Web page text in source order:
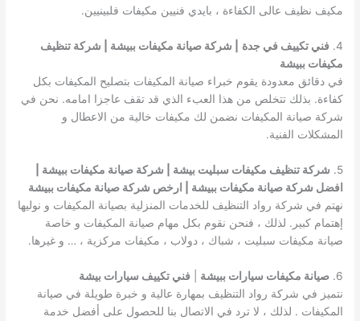
مكيف نظيف عالى الكفاءة ، بايدي فنيين مكيفات فلبينيين.
4. فني تكييف في جدة
| شركة صيانة مكيفات ببيشة | شركة تنظيف
مكيفات ببيشة
في دقائق معدودة يقوم خبراء صيانة المكيفات بتصليح المكيفات بكل
كفاءة. بذلك تتخلص من هذا العبء الذي قد تقف عاجزا امامه. نحن في
شركة صيانة المكيفات نضمن لك مكيفات خالية من الاعطال و
المشكلات الفنية.
5.
شركة تنظيف مكيفات سبليت بيشة | شركة صيانة مكيفات ببيشة |
افضل شركة صيانة مكيفات ببيشة | ارخص شركة صيانة مكيفات ببيشة
نهتم في شركة رواد التنظيف للخدمات المنزلية بصيانة المكيفات و نوليها
إهتمام كبير. لذلك ، فنحن نقوم بكل مهام صيانة المكيفات و خاصة
صيانة مكيفات سبليت ، شباك ، دولاب ، مكيفات مركزية ، … و غيرها.
6. صيانة مكيفات سيارات ببيشة |فني تكييف سيارات بيشة
نتميز في شركة رواد التنظيف بمهارة عالية و خبرة طويلة في صيانة
المكيفات . لذلك ، لا ترد في الاتصال بنا للحصول على أفضل خدمة